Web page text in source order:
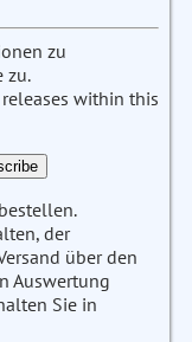
zu
zu.
within this
der
über den
Auswertung
Sie in